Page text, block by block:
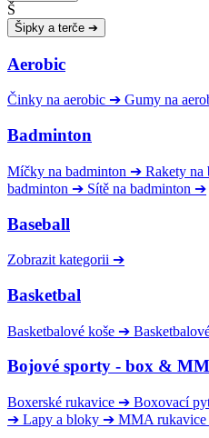
Š
Šipky a terče ➔
Aerobic
Činky na aerobic ➔ Gumy na
Badminton
Míčky na badminton ➔ Rakety na
badminton ➔ Sítě na badminton ➔
Baseball
Zobrazit kategorii ➔
Basketbal
Basketbalové koše ➔
Bojové sporty - box &
Boxerské rukavice ➔ Boxovací
➔ Lapy a bloky ➔ MMA rukavice